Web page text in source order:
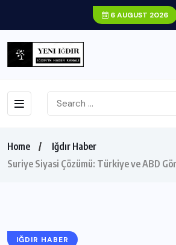
6 AUGUST 2026
Home
Iğdır Haber
Suriye Siyasi Çözümü: Türkiye ve ABD
IĞDIR HABER